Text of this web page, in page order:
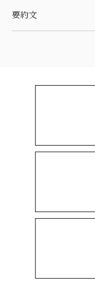
要約文